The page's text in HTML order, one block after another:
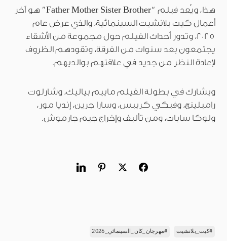
هذا، ويُعد فيلم “Father Mother Sister Brother” هو آخر
أعمال كيت بلانشيت السينمائية، والذي عرض عام
2025، وتدور أحداث الفيلم حول مجموعة من الأشقاء
يجتمعون بعد سنوات من الفرقة، وتقودهم الظروف
لإعادة النظر من جديد في علاقتهم بوالديهم.
ويشارك في بطولة الفيلم ماييم بياليك، وشارلوت
رامبلينج، وفيكي كريبس، وسارا جرين، إنديا مور،
ولوكا سابات، ومن تأليف وإخراج جيم جارموش.
#كيت_بلانشيت #مهرجان_كان_السينمائي_2026